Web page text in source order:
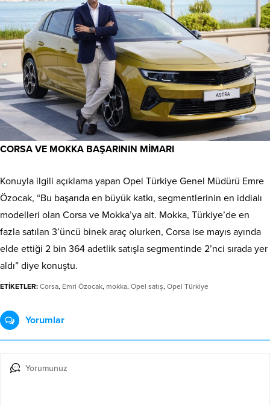
CORSA VE MOKKA BAŞARININ MİMARI
Konuyla ilgili açıklama yapan Opel Türkiye Genel Müdürü Emre
Özocak, “Bu başarıda en büyük katkı, segmentlerinin en iddialı
modelleri olan Corsa ve Mokka’ya ait. Mokka, Türkiye’de en
fazla satılan 3’üncü binek araç olurken, Corsa ise mayıs ayında
elde ettiği 2 bin 364 adetlik satışla segmentinde 2’nci sırada yer
aldı” diye konuştu.
ETİKETLER: Corsa, Emri Özocak, mokka, Opel satış, Opel Türkiye
Yorumlar